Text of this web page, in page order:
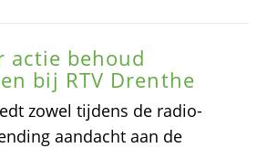
actie behoud
bij RTV Drenthe
zowel tijdens de radio-
aandacht aan de